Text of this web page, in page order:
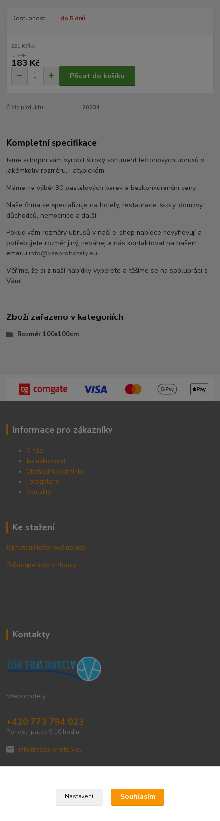
Dostupnost do 5 dnů
221 Kč/ks
183 Kč
Přidat do košíku
Číslo produktu: 20234
Kompletní specifikace
Jsme schopni vám vyrobit široký sortiment teflonových ubrusů v
jakémkoliv rozměru, i atypickém
Máme na výběr 30 pastelových barev a bezkonkurenční ceny.
Naše firma se specializuje na hotely, restaurace, školy, domovy
důchodců, nemocnice a další.
Pokud vám rozměry ubrusů v naší e-shop nabídce nevyhovují a
potřebujete rozměr jiný, neváhejte nás kontaktovat na našem
emailu info@vseprohotely.eu
Věříme, že si z naší nabídky vyberete a těšíme se na spolupráci s
Vámi.
Zboží zařazeno v kategoriích
Rozměr 100x100cm
Informace pro zákazníky
O nás
Jak nakupovat
Obchodní podmínky
Fotogalerie
Kontakty
Ke stažení
Jak fungují teflonové ubrusy
Odstoupení od smlouvy
Kontakty
Všeprohotely
+420 773 794 023
Pondělí-pátek 9-16 hodin
info@vseprohotely.eu
Upravit sběr cookies.
Nastavení Souhlasím